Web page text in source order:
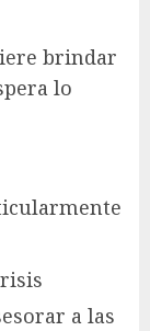
brindar
lo
a las